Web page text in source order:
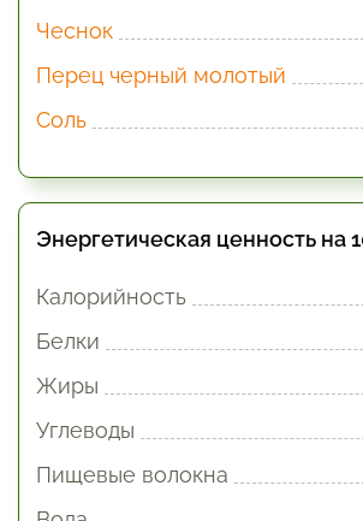
Чеснок
Перец черный молотый
Соль
Энергетическая ценность на
Калорийность
Белки
Жиры
Углеводы
Пищевые волокна